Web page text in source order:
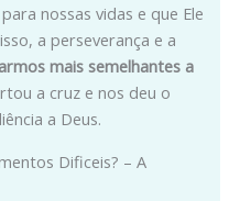
nossas vidas e que Ele
a perseverança e a
mais semelhantes a
a cruz e nos deu o
a Deus.
Dificeis? – A